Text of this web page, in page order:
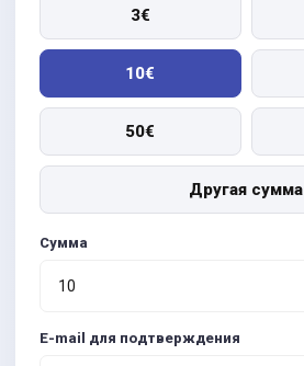
3€
10€
50€
Другая сумма
Сумма
E-mail для подтверждения